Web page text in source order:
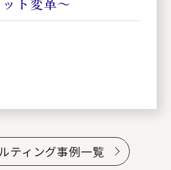
ティング事例一覧